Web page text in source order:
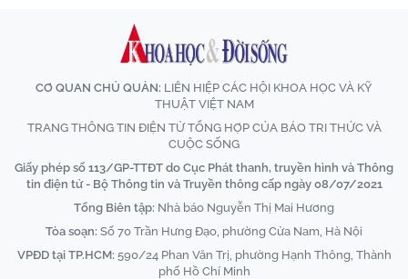
CƠ QUAN CHỦ QUẢN: LIÊN HIỆP CÁC HỘI KHOA HỌC VÀ KỸ
THUẬT VIỆT NAM
TRANG THÔNG TIN ĐIỆN TỬ TỔNG HỢP CỦA BÁO TRI THỨC VÀ
CUỘC SỐNG
Giấy phép số 113/GP-TTĐT do Cục Phát thanh, truyền hình và Thông
tin điện tử - Bộ Thông tin và Truyền thông cấp ngày 08/07/2021
Tổng Biên tập: Nhà báo Nguyễn Thị Mai Hương
Tòa soạn: Số 70 Trần Hưng Đạo, phường Cửa Nam, Hà Nội
VPĐD tại TP.HCM: 590/24 Phan Văn Trị, phường Hạnh Thông, Thành
phố Hồ Chí Minh